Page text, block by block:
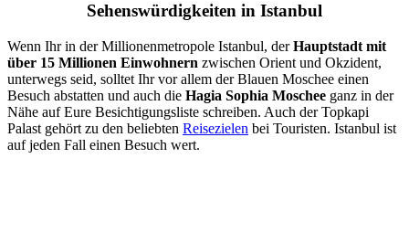
Sehenswürdigkeiten in Istanbul
Wenn Ihr in der Millionenmetropole Istanbul, derHauptstadt mit
über 15 Millionen Einwohnern zwischen Orient und Okzident,
unterwegs seid, solltet Ihr vor allem der Blauen Moschee einen
Besuch abstatten und auch die Hagia Sophia Moschee ganz in der
Nähe auf Eure Besichtigungsliste schreiben. Auch der Topkapi
Palast gehört zu den beliebten Reisezielen bei Touristen. Istanbul ist
auf jeden Fall einen Besuch wert.